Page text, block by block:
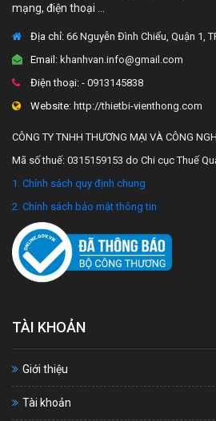
mạng, điện thoại ...
Địa chỉ: 66 Nguyễn Đình Chiểu, Quận 1,
Email: khanhvan.info@gmail.com
Điện thoại: - 0913145838
Website: http://thietbi-vienthong.com
CÔNG TY TNHH THƯƠNG MẠI VÀ CÔNG
Mã số thuế: 0315159153 do Chi cục Thuế
1. Chính sách quy định chung
2. Chính sách bảo mật thông tin
TÀI KHOẢN
Giới thiệu
Tài khoản